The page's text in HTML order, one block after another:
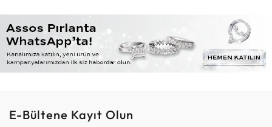
E-Bültene Kayıt Olun